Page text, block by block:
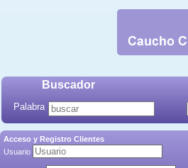
Buscador
Palabra
Acceso y Registro Clientes
Usuario